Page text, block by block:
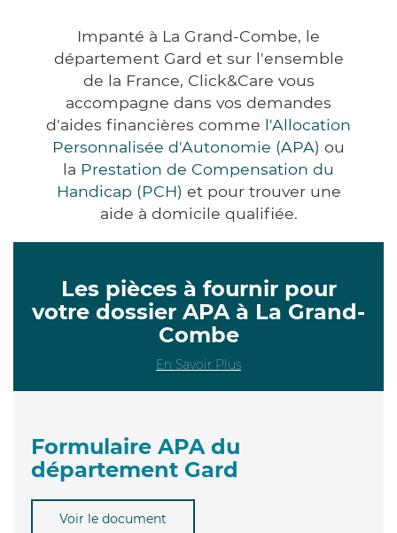
Impanté à La Grand-Combe, le
département Gard et sur l'ensemble
de la France, Click&Care vous
accompagne dans vos demandes
d'aides financières comme l'Allocation
Personnalisée d'Autonomie (APA) ou
la Prestation de Compensation du
Handicap (PCH) et pour trouver une
aide à domicile qualifiée.
Les pièces à fournir pour
votre dossier APA à La Grand-
Combe
En Savoir Plus
Formulaire APA du
département Gard
Voir le document